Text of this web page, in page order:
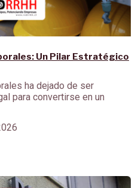
Un Pilar Estratégico
ha dejado de ser
para convertirse en un